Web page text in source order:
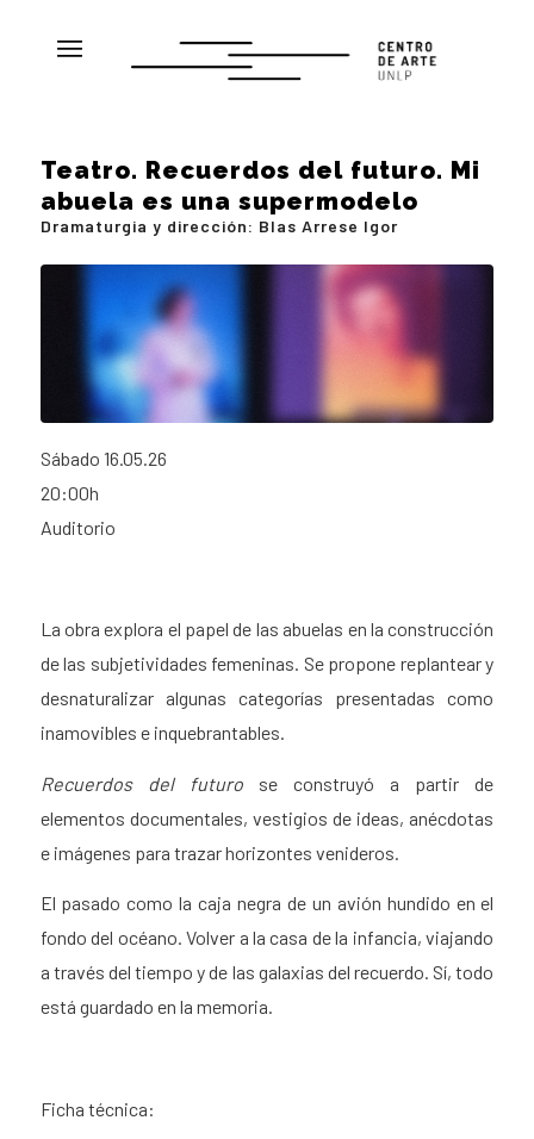
Teatro. Recuerdos del futuro. Mi
abuela es una supermodelo
Dramaturgia y dirección: Blas Arrese Igor
Sábado 16.05.26
20:00h
Auditorio
La obra explora el papel de las abuelas en la construcción
de las subjetividades femeninas. Se propone replantear y
desnaturalizar algunas categorías presentadas como
inamovibles e inquebrantables.
Recuerdos del futurose construyó a partir de
elementos documentales, vestigios de ideas, anécdotas
e imágenes para trazar horizontes venideros.
El pasado como la caja negra de un avión hundido en el
fondo del océano. Volver a la casa de la infancia, viajando
a través del tiempo y de las galaxias del recuerdo. Sí, todo
está guardado en la memoria.
Ficha técnica: